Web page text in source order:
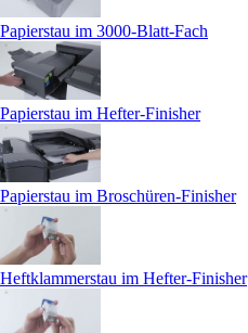
Papierstau im 3000-Blatt-Fach
Papierstau im Hefter-Finisher
Papierstau im Broschüren-Finisher
Heftklammerstau im Hefter-Finisher